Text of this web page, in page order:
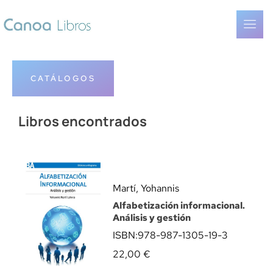
CATÁLOGOS
Libros encontrados
Martí, Yohannis
Alfabetización informacional.
Análisis y gestión
ISBN:978-987-1305-19-3
22,00 €